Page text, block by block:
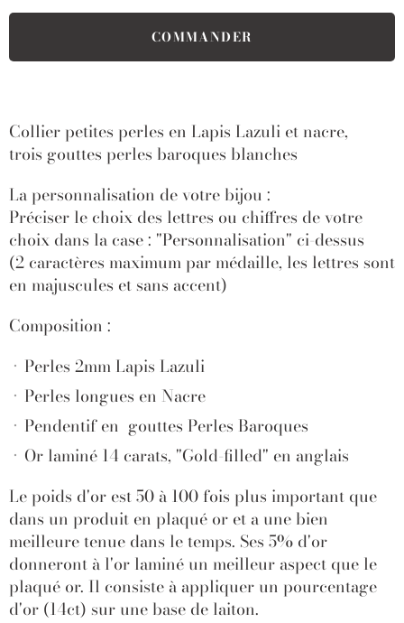
Collier petites perles en Lapis Lazuli et nacre,
trois gouttes perles baroques blanches
La personnalisation de votre bijou :
Préciser le choix des lettres ou chiffres de votre
choix dans la case : "Personnalisation" ci-dessus
(2 caractères maximum par médaille, les lettres sont
en majuscules et sans accent)
Composition :
Perles 2mm Lapis Lazuli
Perles longues en Nacre
Pendentif en gouttes Perles Baroques
Or laminé 14 carats, "Gold-filled" en anglais
Le poids d'or est 50 à 100 fois plus important que
dans un produit en plaqué or et a une bien
meilleure tenue dans le temps. Ses 5% d'or
donneront à l'or laminé un meilleur aspect que le
plaqué or. Il consiste à appliquer un pourcentage
d'or (14ct) sur une base de laiton.